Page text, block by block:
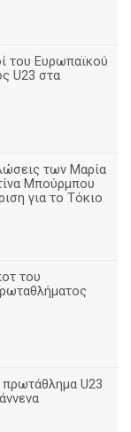
του Ευρωπαϊκού
U23 στα
των Μαρία
Μπούρμπου
για το Τόκιο
του
U23